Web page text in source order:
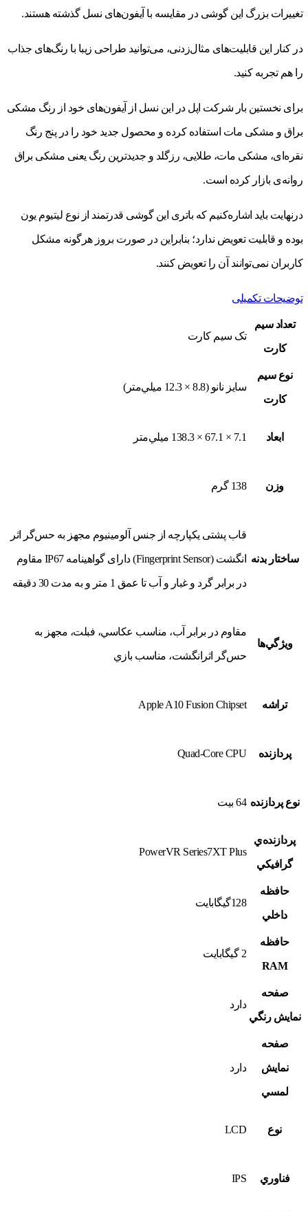
تغییرات بزرگ این گوشی در مقایسه با آیفون‌های نسل گذشته هستند.
در کنار این قابلیت‌های مثال‌زدنی، می‌توانید طراحی‌ زیبا با رنگ‌های جذاب
را هم تجربه کنید.
برای نخستین بار شرکت اپل در این نسل از آیفون‌های خود از رنگ مشکی
براق و مشکی مات استفاده کرده و محصول جدید خود را در پنج رنگ
نقره‌ای، مشکی مات، طلایی، رزگلد و جدیدترین رنگ یعنی مشکی براق
روانه‌ی بازار کرده است.
درنهایت باید اشاره‌کنیم که باتری این گوشی قدرتمند از نوع لیتیوم یون
بوده و قابلیت تعویض ندارد؛ بنابراین در صورت بروز هرگونه مشکل
کاربران نمی‌توانند آن را تعویض کنند.
توضیحات تکمیلی
تعداد سيم
کارت
تک سيم کارت
نوع سيم
کارت
سايز نانو (8.8 × 12.3 ميلي‌متر)
ابعاد 7.1 × 67.1 × 138.3 ميلي‌متر
وزن 138 گرم
ساختار بدنه
قاب پشتی یکپارچه از جنس آلومینیوم مجهز به حس‌گر اثر
انگشت (Fingerprint Sensor) دارای گواهینامه IP67 مقاوم
در برابر گرد و غبار و آب تا عمق 1 متر و به مدت 30 دقیقه
ويژگي‌ها
مقاوم در برابر آب، مناسب عکاسي، فبلت، مجهز به
حس‌گر اثرانگشت، مناسب بازي
تراشه Apple A10 Fusion Chipset
پردازنده Quad-Core CPU
نوع پردازنده 64 بيت
پردازنده‌ي
گرافيکي
PowerVR Series7XT Plus
حافظه
داخلي
128گيگابايت
حافظه
RAM
2 گيگابايت
صفحه
نمايش رنگي
دارد
صفحه
نمايش
لمسي
دارد
نوع LCD
فناوري IPS